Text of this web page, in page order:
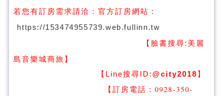
若您有訂房需求請洽： 官方訂房網站：
https://153474955739.web.fullinn.tw
【臉書搜尋: 美麗
島音樂城商旅 】
【Line搜尋ID:@city2018 】
【訂房電話：0928-350-